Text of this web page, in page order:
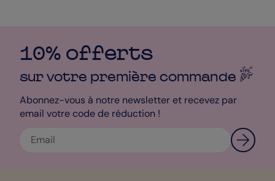
10% offerts
sur votre première commande
Abonnez-vous à notre newsletter et recevez par
email votre code de réduction !